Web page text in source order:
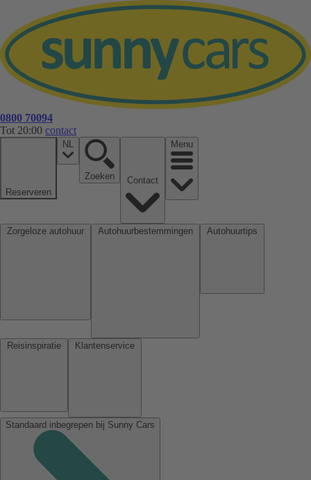
0800 70094
Tot 20:00 contact
Reserveren
NL
Zoeken
Menu
Standaard inbegrepen bij Sunny Cars